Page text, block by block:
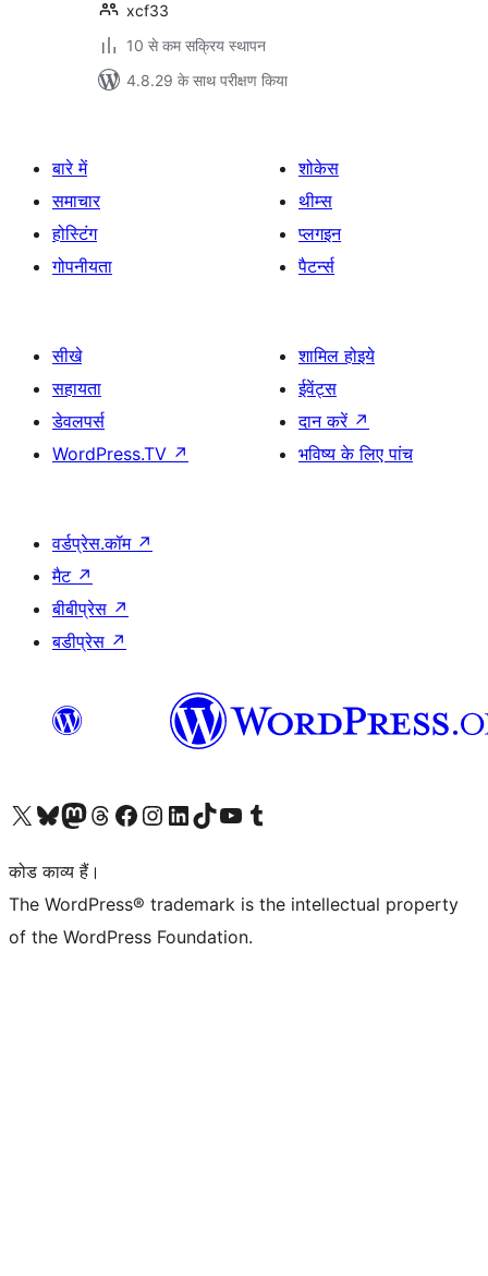
xcf33
10 से कम सक्रिय स्थापन
4.8.29 के साथ परीक्षण किया
बारे में
समाचार
होस्टिंग
गोपनीयता
शोकेस
थीम्स
प्लगइन
पैटर्न्स
सीखे
सहायता
डेवलपर्स
WordPress.TV ↗
शामिल होइये
ईवेंट्स
दान करें ↗
भविष्य के लिए पांच
वर्डप्रेस.कॉम ↗
मैट ↗
बीबीप्रेस ↗
बडीप्रेस ↗
Visit our X (formerly Twitter) account
हमारे बलुस्की खाते पर जाएँVisit our Mastodon account
हमारे थ्रेड्स अकाउंट पर जाएंहमारे फेसबुक पेज पर जाएँहमारे इंस्टाग्राम अकाउंट पर जाएंहमारे लिंक्डइन खाते पर जाएँहमारे टिकटॉक खाते पर जाएँहमारे यूट्यूब चैनल पर जाएंहमारे Tumblr खाते पर जाएँ
कोड काव्य हैं।
The WordPress® trademark is the intellectual property
of the WordPress Foundation.